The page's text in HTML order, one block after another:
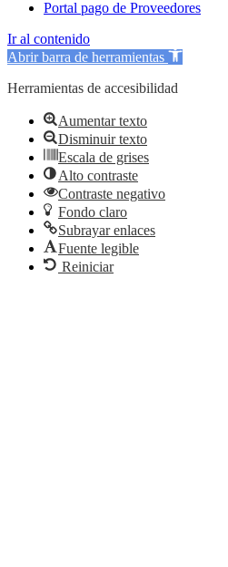
Portal pago de Proveedores
Ir al contenido
Abrir barra de herramientas
Herramientas de accesibilidad
Aumentar texto
Disminuir texto
Escala de grises
Alto contraste
Contraste negativo
Fondo claro
Subrayar enlaces
Fuente legible
Reiniciar